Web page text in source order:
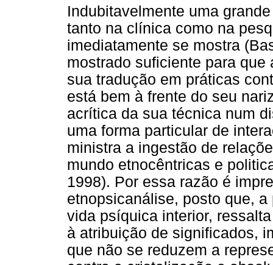
Indubitavelmente uma
tanto na clínica como na
imediatamente se mostra
mostrado suficiente para
sua tradução em práticas
está bem à frente do seu
acrítica da sua técnica num
uma forma particular de
ministra a ingestão de
mundo etnocêntricas e
1998). Por essa razão é
etnopsicanálise, posto que,
vida psíquica interior,
à atribuição de significados,
que não se reduzem a